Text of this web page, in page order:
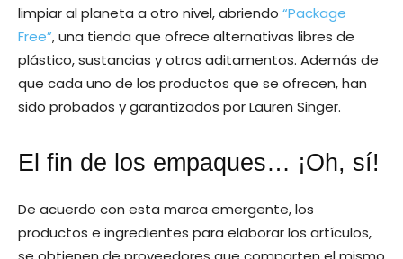
limpiar al planeta a otro nivel, abriendo “Package
Free”, una tienda que ofrece alternativas libres de
plástico, sustancias y otros aditamentos. Además de
que cada uno de los productos que se ofrecen, han
sido probados y garantizados por Lauren Singer.
El fin de los empaques… ¡Oh, sí!
De acuerdo con esta marca emergente, los
productos e ingredientes para elaborar los artículos,